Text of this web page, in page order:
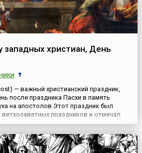
западных христиан, День
— важный христианский праздник,
после праздника Пасхи в память
на апостолов.Этот праздник был
ветхозаветных праздников и отмечал
при пророке Моисее,
еврейский народ, освобожденный из